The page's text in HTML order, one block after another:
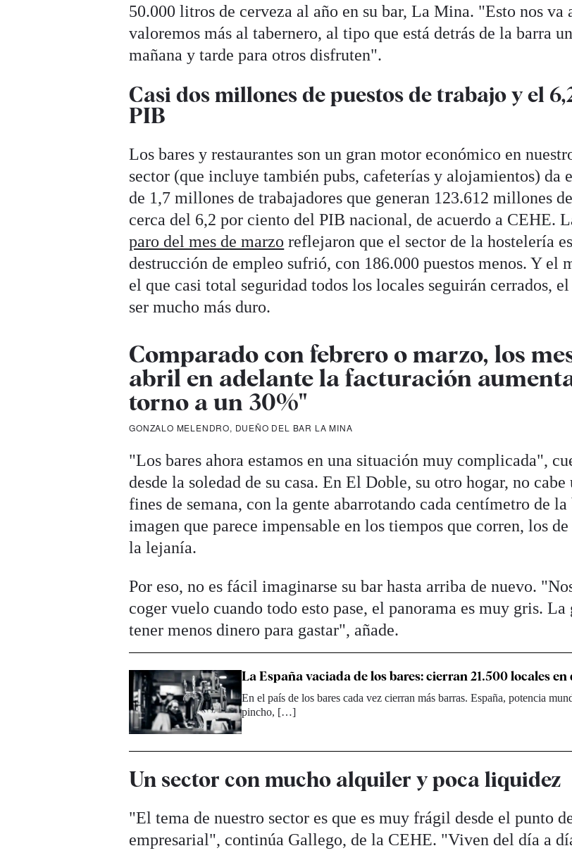
50.000 litros de cerveza al año en su bar, La Mina. "Esto nos va
valoremos más al tabernero, al tipo que está detrás de la barra
mañana y tarde para otros disfruten".
Casi dos millones de puestos de trabajo y el
PIB
Los bares y restaurantes son un gran motor económico en
sector (que incluye también pubs, cafeterías y alojamientos) da
de 1,7 millones de trabajadores que generan 123.612 millones
cerca del 6,2 por ciento del PIB nacional, de acuerdo a CEHE.
paro del mes de marzo reflejaron que el sector de la hostelería
destrucción de empleo sufrió, con 186.000 puestos menos. Y el
el que casi total seguridad todos los locales seguirán cerrados,
ser mucho más duro.
Comparado con febrero o marzo, los
abril en adelante la facturación
torno a un 30%"
GONZALO MELENDRO, DUEÑO DEL BAR LA MINA
"Los bares ahora estamos en una situación muy complicada",
desde la soledad de su casa. En El Doble, su otro hogar, no
fines de semana, con la gente abarrotando cada centímetro de
imagen que parece impensable en los tiempos que corren, los
la lejanía.
Por eso, no es fácil imaginarse su bar hasta arriba de nuevo.
coger vuelo cuando todo esto pase, el panorama es muy gris. La
tener menos dinero para gastar", añade.
La España vaciada de los bares: cierran 21.500 locales en
En el país de los bares cada vez cierran más barras. España, potencia
pincho, […]
Un sector con mucho alquiler y poca liquidez
"El tema de nuestro sector es que es muy frágil desde el punto
empresarial", continúa Gallego, de la CEHE. "Viven del día a